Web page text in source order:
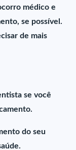
médico e
se possível.
de mais
se você
do seu